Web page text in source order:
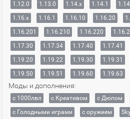
1.12.0
1.13.0 1.14.x 1.14.1
1.16.x
1.16.1 1.16.10 1.16.20
1.16.201
1.16.210 1.16.220
1.17.30
1.17.34 1.17.40 1.17.41
1.19.20
1.19.22 1.19.30 1.19.31
1.19.50
1.19.51 1.19.60 1.19.63
Моды и дополнения:
с 1000лвл c Креативом с Дюпом
с Голодными играми
с оружием